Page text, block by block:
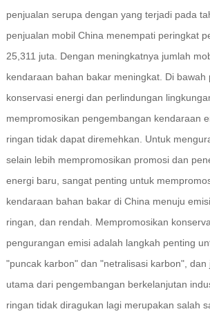
penjualan serupa dengan yang terjadi pada
penjualan mobil China menempati peringkat
25,311 juta. Dengan meningkatnya jumlah
kendaraan bahan bakar meningkat. Di bawah
konservasi energi dan perlindungan
mempromosikan pengembangan kendaraan
ringan tidak dapat diremehkan. Untuk
selain lebih mempromosikan promosi dan
energi baru, sangat penting untuk
kendaraan bahan bakar di China menuju
ringan, dan rendah. Mempromosikan
pengurangan emisi adalah langkah penting
"puncak karbon" dan "netralisasi karbon",
utama dari pengembangan berkelanjutan
ringan tidak diragukan lagi merupakan salah